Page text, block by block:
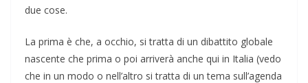
due cose.
La prima è che, a occhio, si tratta di un dibattito globale
nascente che prima o poi arriverà anche qui in Italia (vedo
che in un modo o nell’altro si tratta di un tema sull’agenda